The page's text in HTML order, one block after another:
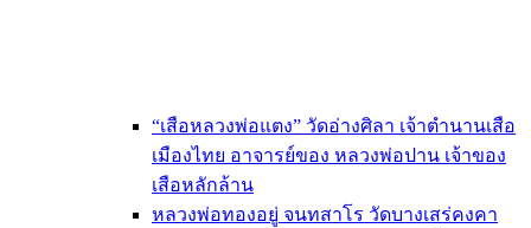
“เสือหลวงพ่อแตง” วัดอ่างศิลา เจ้าตำนานเสือ
เมืองไทย อาจารย์ของ หลวงพ่อปาน เจ้าของ
เสือหลักล้าน
หลวงพ่อทองอยู่ จนทสาโร วัดบางเสร่คงคา